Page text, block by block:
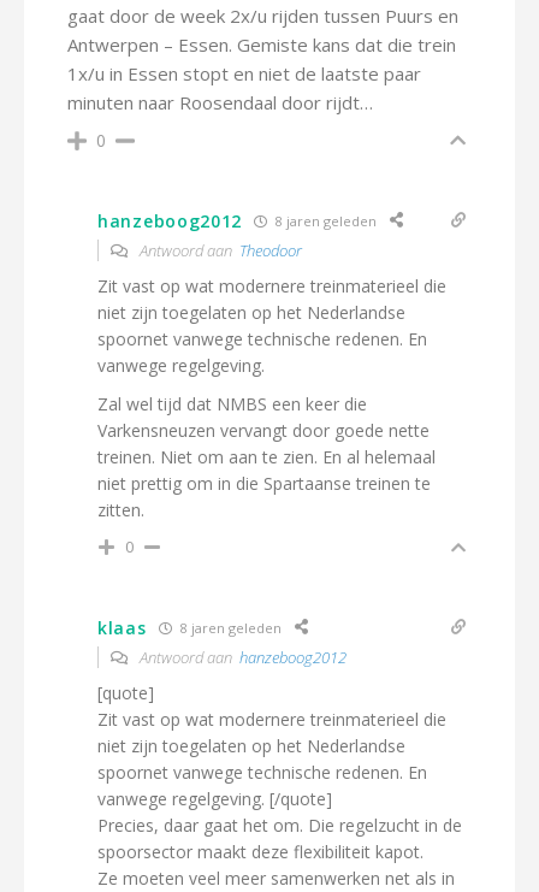
gaat door de week 2x/u rijden tussen Puurs en
Antwerpen – Essen. Gemiste kans dat die trein
1x/u in Essen stopt en niet de laatste paar
minuten naar Roosendaal door rijdt…
0
hanzeboog2012 8 jaren geleden
Antwoord aan Theodoor
Zit vast op wat modernere treinmaterieel die
niet zijn toegelaten op het Nederlandse
spoornet vanwege technische redenen. En
vanwege regelgeving.
Zal wel tijd dat NMBS een keer die
Varkensneuzen vervangt door goede nette
treinen. Niet om aan te zien. En al helemaal
niet prettig om in die Spartaanse treinen te
zitten.
0
klaas 8 jaren geleden
Antwoord aan hanzeboog2012
[quote]
Zit vast op wat modernere treinmaterieel die
niet zijn toegelaten op het Nederlandse
spoornet vanwege technische redenen. En
vanwege regelgeving. [/quote]
Precies, daar gaat het om. Die regelzucht in de
spoorsector maakt deze flexibiliteit kapot.
Ze moeten veel meer samenwerken net als in